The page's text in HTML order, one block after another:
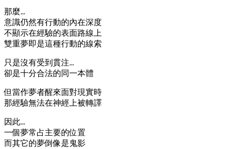
那麼…
意識仍然有行動的內在深度
不顯示在經驗的表面路線上
雙重夢即是這種行動的線索
只是沒有受到貫注…
卻是十分合法的同一本體
但當作夢者醒來面對現實時
那經驗無法在神經上被轉譯
因此…
一個夢常占主要的位置
而其它的夢倒像是鬼影